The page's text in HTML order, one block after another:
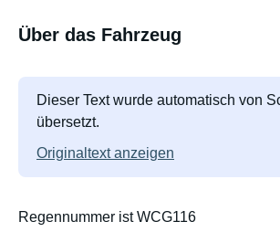
Über das Fahrzeug
Dieser Text wurde automatisch von
übersetzt.
Originaltext anzeigen
Regennummer ist WCG116